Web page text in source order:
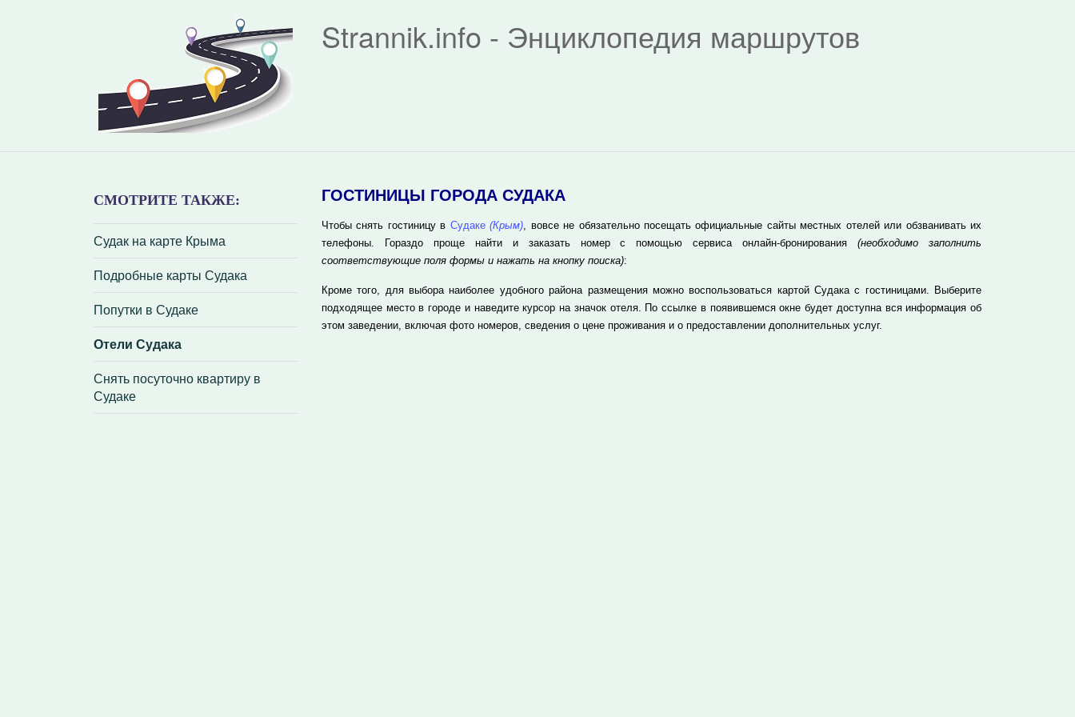
Strannik.info - Энциклопедия маршрутов
СМОТРИТЕ ТАКЖЕ:
Судак на карте Крыма
Подробные карты Судака
Попутки в Судаке
Отели Судака
Снять посуточно квартиру в
Судаке
ГОСТИНИЦЫ ГОРОДА СУДАКА
Чтобы снять гостиницу в Судаке(Крым), вовсе не обязательно посещать официальные сайты местных отелей или обзванивать их
телефоны. Гораздо проще найти и заказать номер с помощью сервиса онлайн-бронирования(необходимо заполнить
соответствующие поля формы и нажать на кнопку поиска):
Кроме того, для выбора наиболее удобного района размещения можно воспользоваться картой Судака с гостиницами. Выберите
подходящее место в городе и наведите курсор на значок отеля. По ссылке в появившемся окне будет доступна вся информация об
этом заведении, включая фото номеров, сведения о цене проживания и о предоставлении дополнительных услуг.